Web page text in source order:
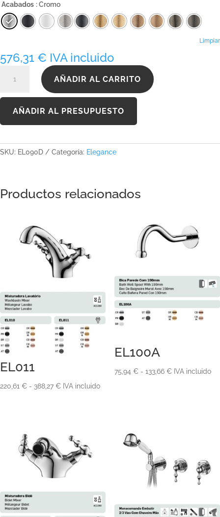
desde
576,31 €
hasta
Acabados : Cromo
Limpiar
576,31 € IVA incluido
cantidad
AÑADIR AL CARRITO
AÑADIR AL PRESUPUESTO
SKU: EL090D Categoría: Elegance
Productos relacionados
EL011
220,61 € - 388,27 €Rango
220,61 €
hasta
388,27 €
IVA incluido
EL100A
75,94 € - 133,66 €Rango
IVA incluido